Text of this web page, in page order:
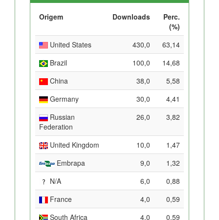
Origem Downloads
Perc.
(%)
United States
430,0
63,14
Brazil
100,0
14,68
China
38,0
5,58
Germany
30,0
4,41
Russian
Federation
26,0 3,82
United Kingdom 10,0
1,47
Embrapa
9,0
1,32
N/A
6,0
0,88
France
4,0
0,59
South Africa
4,0
0,59